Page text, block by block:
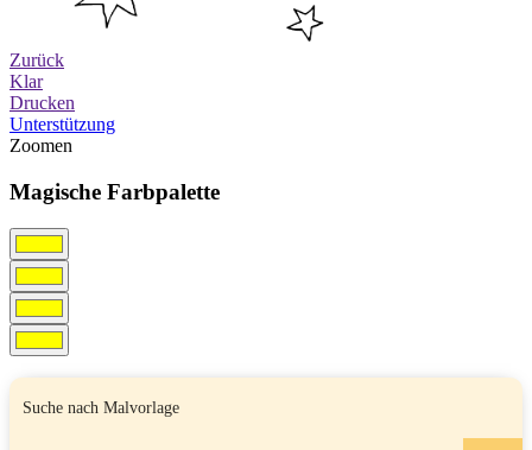
Zurück
Klar
Drucken
Unterstützung
Zoomen
Magische Farbpalette